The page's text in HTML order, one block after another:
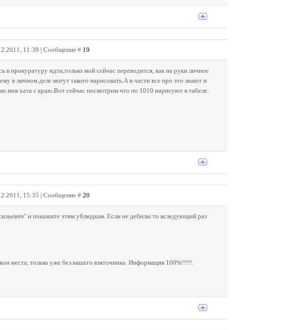
11:39 | Сообщение # 19
прокуратуру идти,только мой сейчас переводится, как на руки личное
в личном деле могут такого нарисовать.А в части все про это знают и
моя хата с краю.Вот сейчас посмотрим что по 1010 нарисуют в табеле.
15:35 | Сообщение # 20
и покажите этим ублюдкам. Если не дебилы то вследующий раз
места, только уже без вашего взяточника. Информация 100%!!!!!.